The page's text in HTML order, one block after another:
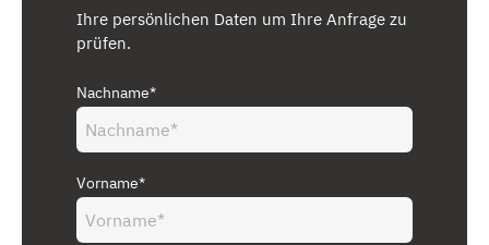
Ihre persönlichen Daten um Ihre Anfrage zu
prüfen.
Nachname*
Vorname*